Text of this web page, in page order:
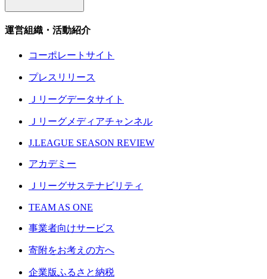
運営組織・活動紹介
コーポレートサイト
プレスリリース
Ｊリーグデータサイト
Ｊリーグメディアチャンネル
J.LEAGUE SEASON REVIEW
アカデミー
Ｊリーグサステナビリティ
TEAM AS ONE
事業者向けサービス
寄附をお考えの方へ
企業版ふるさと納税